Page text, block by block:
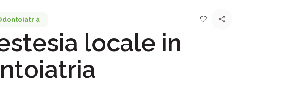
locale in